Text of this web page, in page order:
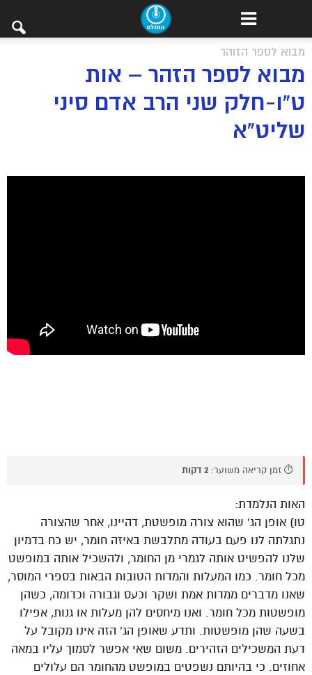
מבוא לספר הזוהר
מבוא לספר הזהר – אות
ט”ו-חלק שני הרב אדם סיני
שליט”א
⏱️ זמן קריאה משוער: 2 דקות
האות הנלמדת:
טו) אופן הג’ שהוא צורה מופשטת, דהיינו, אחר שהצורה
נתגלתה לנו פעם בעודה מתלבשת באיזה חומר, יש כח בדמיון
שלנו להפשיט אותה לגמרי מן החומר, ולהשכיל אותה במופשט
מכל חומר. כמו המעלות והמדות הטובות הבאות בספרי המוסר,
שאנו מדברים ממדות אמת ושקר וכעס וגבורה וכדומה, כשהן
מופשטות מכל חומר. ואנו מיחסים להן מעלות או גנות, אפילו
בשעה שהן מופשטות. ותדע שאופן הג’ הזה אינו מקובל על
דעת המשכילים הזהירים. משום שאי אפשר לסמוך עליו במאה
אחוזים. כי בהיותם נשפטים במופשט מהחומר הם עלולים